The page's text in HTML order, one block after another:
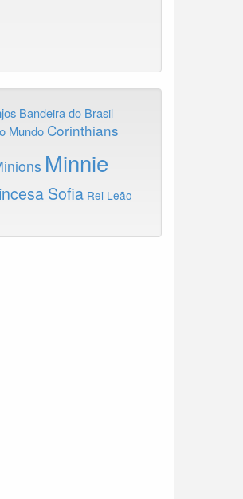
Bandeira do Brasil
Mundo Corinthians
Minnie
Sofia Rei Leão